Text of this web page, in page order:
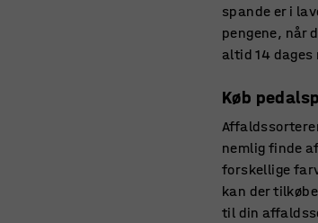
spande er i
pengene, når
altid 14
Køb
nemlig finde
forskellige
kan der
til din